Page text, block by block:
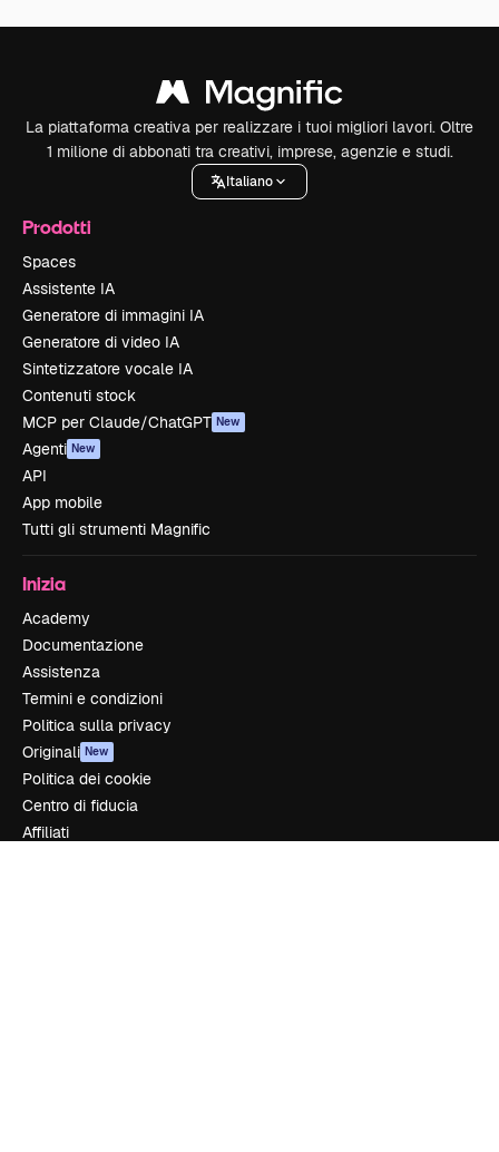
La piattaforma creativa per realizzare i tuoi migliori lavori. Oltre
1 milione di abbonati tra creativi, imprese, agenzie e studi.
Italiano
Prodotti
Spaces
Assistente IA
Generatore di immagini IA
Generatore di video IA
Sintetizzatore vocale IA
Contenuti stock
MCP per Claude/ChatGPT New
Agenti New
API
App mobile
Tutti gli strumenti Magnific
Inizia
Academy
Documentazione
Assistenza
Termini e condizioni
Politica sulla privacy
Originali New
Politica dei cookie
Centro di fiducia
Affiliati